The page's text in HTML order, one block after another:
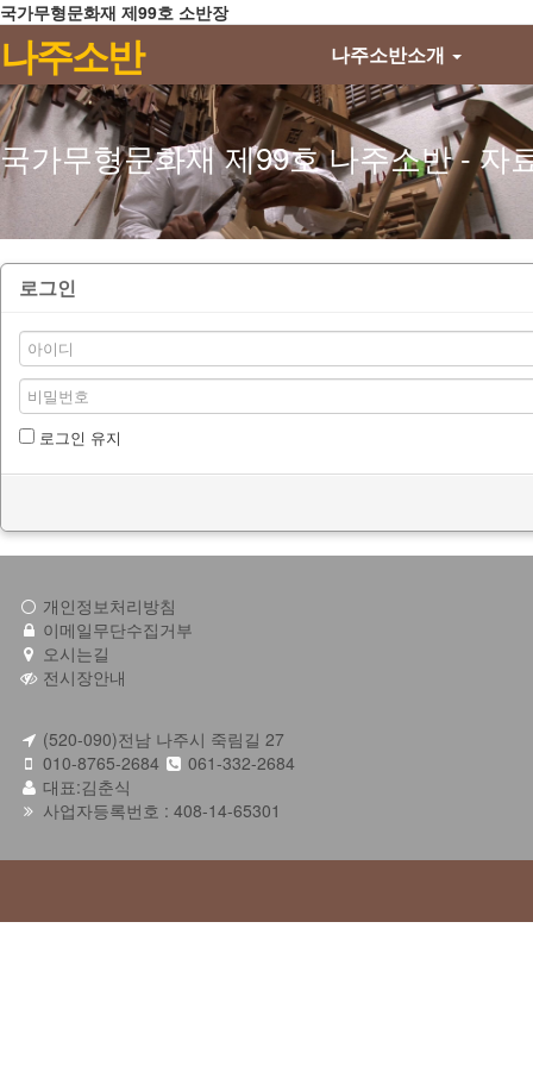
메뉴 건너뛰기
국가무형문화재 제99호 소반장
나주소반 나주소반소개
국가무형문화재 제99호 나주소반 - 자
로그인
로그인 유지
개인정보처리방침
이메일무단수집거부
오시는길
전시장안내
(520-090)전남 나주시 죽림길 27
010-8765-2684
061-332-2684
대표:김춘식
사업자등록번호 : 408-14-65301